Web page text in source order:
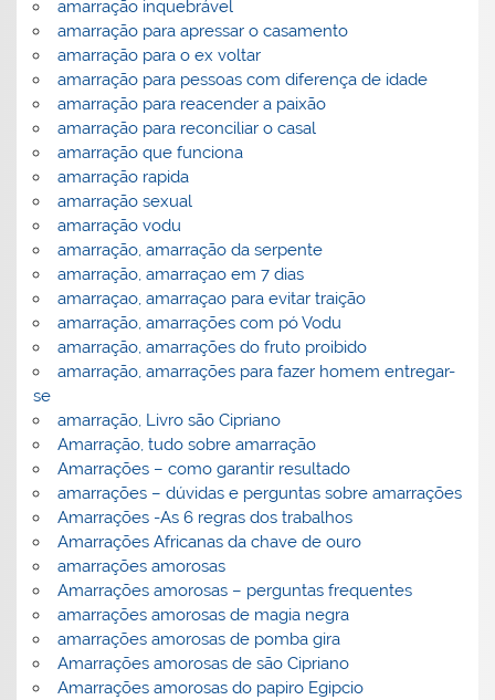
amarração inquebrável
amarração para apressar o casamento
amarração para o ex voltar
amarração para pessoas com diferença de idade
amarração para reacender a paixão
amarração para reconciliar o casal
amarração que funciona
amarração rapida
amarração sexual
amarração vodu
amarração, amarração da serpente
amarração, amarraçao em 7 dias
amarraçao, amarraçao para evitar traição
amarração, amarrações com pó Vodu
amarração, amarrações do fruto proibido
amarração, amarrações para fazer homem entregar-
se
amarração, Livro são Cipriano
Amarração, tudo sobre amarração
Amarrações – como garantir resultado
amarrações – dúvidas e perguntas sobre amarrações
Amarrações -As 6 regras dos trabalhos
Amarrações Africanas da chave de ouro
amarrações amorosas
Amarrações amorosas – perguntas frequentes
amarrações amorosas de magia negra
amarrações amorosas de pomba gira
Amarrações amorosas de são Cipriano
Amarrações amorosas do papiro Egipcio